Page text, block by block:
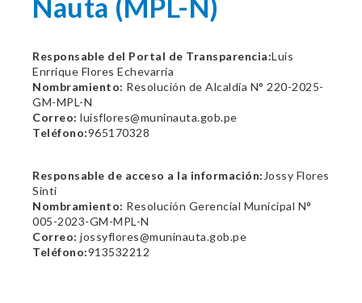
Nauta (MPL-N)
Responsable del Portal de Transparencia:Luis
Enrrique Flores Echevarría
Nombramiento: Resolución de Alcaldía N° 220-2025-
GM-MPL-N
Correo: luisflores@muninauta.gob.pe
Teléfono:965170328
Responsable de acceso a la información: Jossy Flores
Sinti
Nombramiento: Resolución Gerencial Municipal N°
005-2023-GM-MPL-N
Correo: jossyflores@muninauta.gob.pe
Teléfono:913532212